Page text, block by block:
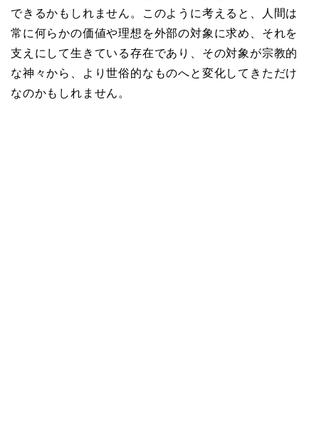
できるかもしれません。このように考えると、人間は
常に何らかの価値や理想を外部の対象に求め、それを
支えにして生きている存在であり、その対象が宗教的
な神々から、より世俗的なものへと変化してきただけ
なのかもしれません。